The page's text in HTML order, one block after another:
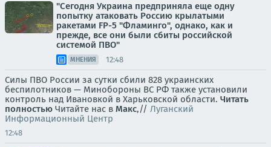
"Сегодня Украина предприняла еще одну
попытку атаковать Россию крылатыми
ракетами FP-5 "Фламинго", однако, как и
прежде, все они были сбиты российской
системой ПВО"
МНЕНИЯ 12:48
Силы ПВО России за сутки сбили 828 украинских
беспилотников — Минобороны ВС РФ также установили
контроль над Ивановкой в Харьковской области. Читать
полностью Читайте нас в Макс,// Луганский
Информационный Центр
12:48